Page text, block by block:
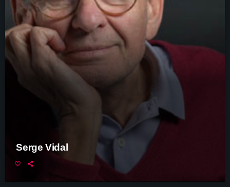
Serge Vidal